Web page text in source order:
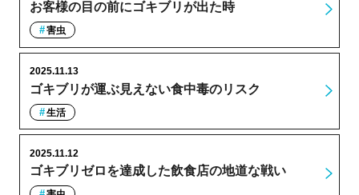
お客様の目の前にゴキブリが出た時
害虫
ゴキブリが運ぶ見えない食中毒のリスク
2025.11.13
生活
ゴキブリゼロを達成した飲食店の地道な戦い
2025.11.12